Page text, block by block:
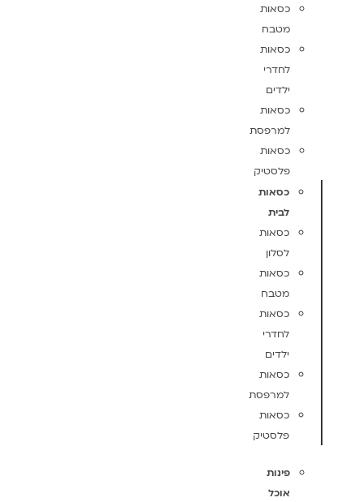
כסאות
מטבח
כסאות
לחדרי
ילדים
כסאות
למרפסת
כסאות
פלסטיק
כסאות
לבית
כסאות
לסלון
כסאות
מטבח
כסאות
לחדרי
ילדים
כסאות
למרפסת
כסאות
פלסטיק
פינות
אוכל